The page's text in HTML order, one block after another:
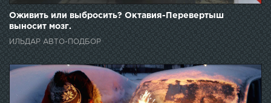
Оживить или выбросить? Октавия-Перевертыш
выносит мозг.
ИЛЬДАР АВТО-ПОДБОР